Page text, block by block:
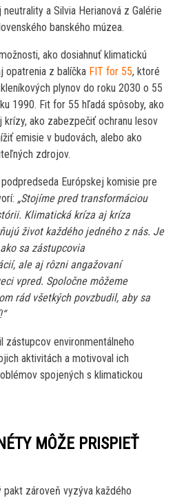
a Silvia Herianová z Galérie
banského múzea.
ako dosiahnuť klimatickú
opatrenia z balíčka FIT for 55, ktoré
plynov do roku 2030 o 55
1990. Fit for 55 hľadá spôsoby, ako
ako zabezpečiť ochranu lesov
emisie v budovách, alebo ako
zdrojov.
Európskej komisie pre
„Stojíme pred transformáciou
Klimatická kríza aj kríza
život každého jedného z nás. Je
sa zástupcovia
ale aj rôzni angažovaní
vpred. Spoločne môžeme
rád všetkých povzbudil, aby sa
zástupcov environmentálneho
aktivitách a motivoval ich
spojených s klimatickou
MÔŽE PRISPIEŤ
zároveň vyzýva každého